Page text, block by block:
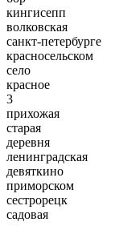
кингисепп
волковская
санкт-петербурге
красносельском
село
красное
3
прихожая
старая
деревня
ленинградская
девяткино
приморском
сестрорецк
садовая